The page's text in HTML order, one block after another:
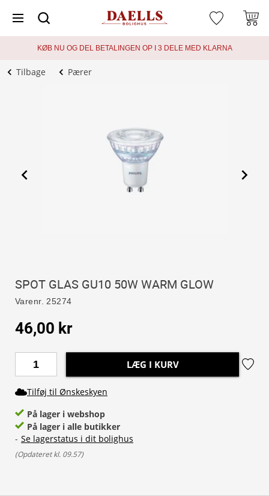
KØB NU OG DEL BETALINGEN OP I 3 DELE MED KLARNA
Tilbage Pærer
SPOT GLAS GU10 50W WARM GLOW
Varenr. 25274
46,00 kr
LÆG I KURV
Tilføj til Ønskeskyen
På lager i webshop
På lager i alle butikker
- Se lagerstatus i dit bolighus
(Opdateret kl. 09.57)